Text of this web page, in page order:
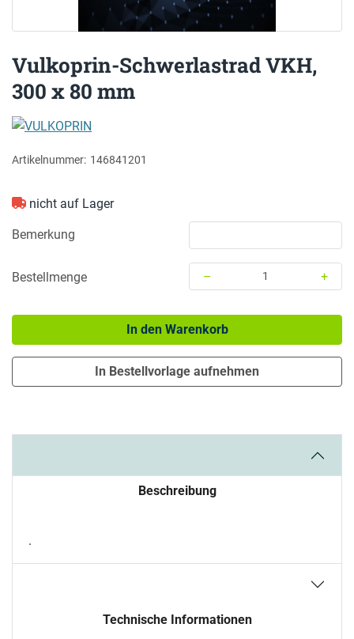
Vulkoprin-Schwerlastrad VKH,
300 x 80 mm
Artikelnummer: 146841201
nicht auf Lager
Bemerkung
Bestellmenge –
+
In den Warenkorb
In Bestellvorlage aufnehmen
Beschreibung
.
Technische Informationen